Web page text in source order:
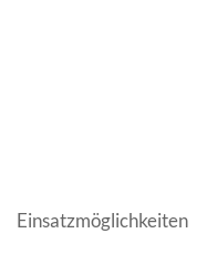
Einsatzmöglichkeiten